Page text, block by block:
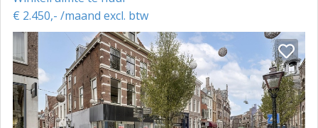
€ 2.450,- /maand excl. btw